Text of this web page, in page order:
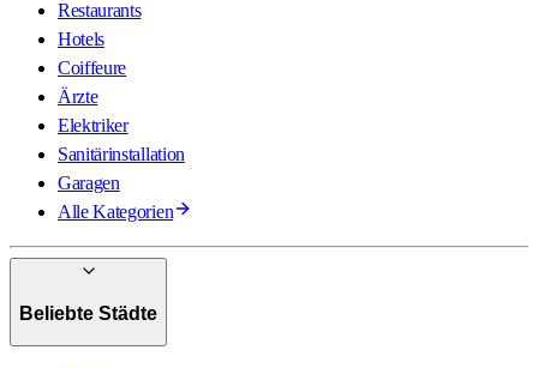
Restaurants
Hotels
Coiffeure
Ärzte
Elektriker
Sanitärinstallation
Garagen
Alle Kategorien
Beliebte Städte